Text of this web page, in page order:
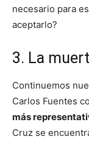
necesario para
aceptarlo?
3. La
Continuemos
Carlos Fuentes
más
Cruz se